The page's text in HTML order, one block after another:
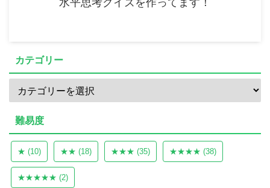
カテゴリー
難易度
★ (10) ★★ (18) ★★★ (35) ★★★★ (38)
★★★★★ (2)